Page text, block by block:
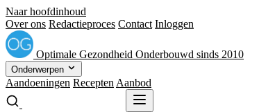
Naar hoofdinhoud
Over ons Redactieproces Contact Inloggen
Optimale Gezondheid Onderbouwd sinds 2010
Onderwerpen
Aandoeningen Recepten Aanbod